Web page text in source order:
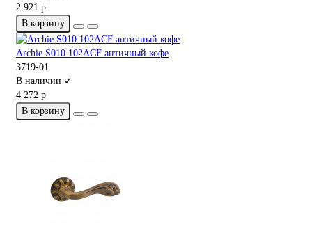
2 921 р
В корзину
Archie S010 102ACF античный кофе
3719-01
В наличии ✓
4 272 р
В корзину